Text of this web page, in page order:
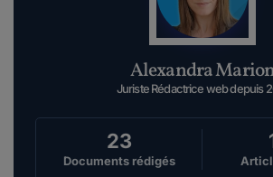
Alexandra
Juriste Rédactrice web depuis
23
Documents rédigés